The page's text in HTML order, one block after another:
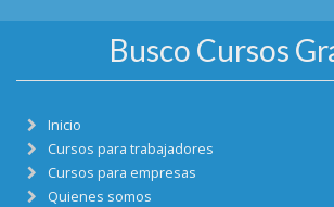
Busco Cursos
Inicio
Cursos para trabajadores
Cursos para empresas
Quienes somos